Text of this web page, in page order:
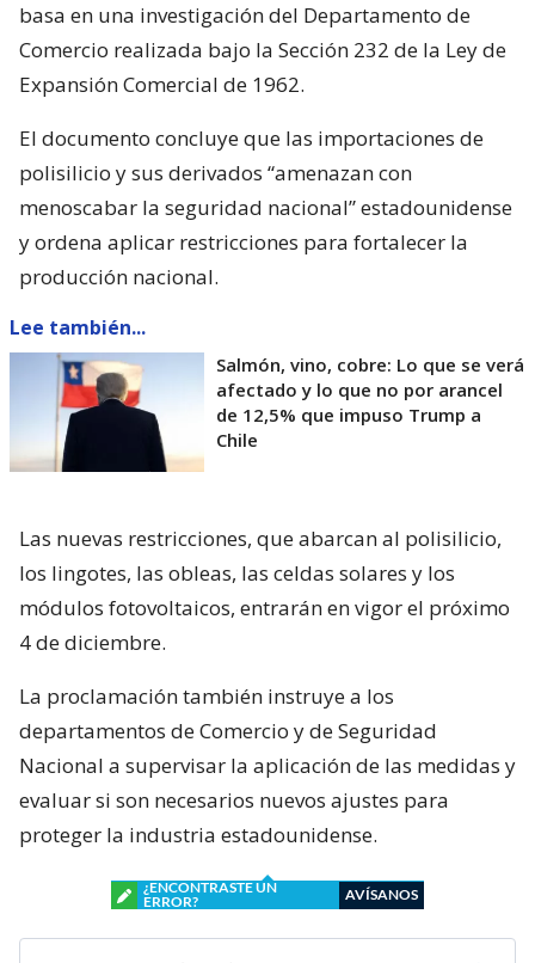
basa en una investigación del Departamento de
Comercio realizada bajo la Sección 232 de la Ley de
Expansión Comercial de 1962.
El documento concluye que las importaciones de
polisilicio y sus derivados “amenazan con
menoscabar la seguridad nacional” estadounidense
y ordena aplicar restricciones para fortalecer la
producción nacional.
Lee también...
Salmón, vino, cobre: Lo que se verá
afectado y lo que no por arancel
de 12,5% que impuso Trump a
Chile
Las nuevas restricciones, que abarcan al polisilicio,
los lingotes, las obleas, las celdas solares y los
módulos fotovoltaicos, entrarán en vigor el próximo
4 de diciembre.
La proclamación también instruye a los
departamentos de Comercio y de Seguridad
Nacional a supervisar la aplicación de las medidas y
evaluar si son necesarios nuevos ajustes para
proteger la industria estadounidense.
¿ENCONTRASTE UN
ERROR?
AVÍSANOS